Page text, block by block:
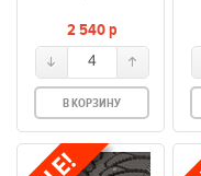
2 540p
4
В КОРЗИНУ